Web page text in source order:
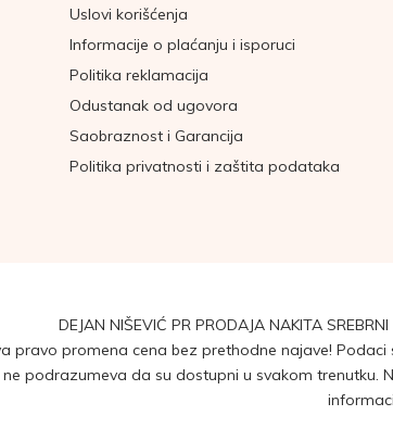
Uslovi korišćenja
Informacije o plaćanju i isporuci
Politika reklamacija
Odustanak od ugovora
Saobraznost i Garancija
Politika privatnosti i zaštita podataka
DEJAN NIŠEVIĆ PR PRODAJA NAKITA
pravo promena cena bez prethodne najave!
ne podrazumeva da su dostupni u svakom